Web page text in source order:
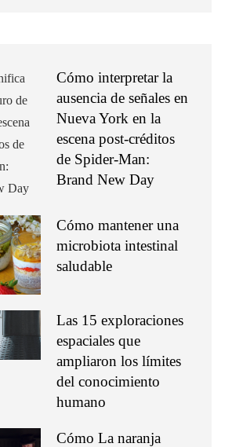
Cómo interpretar la
ausencia de señales en
Nueva York en la
escena post-créditos
de Spider-Man:
Brand New Day
Cómo mantener una
microbiota intestinal
saludable
Las 15 exploraciones
espaciales que
ampliaron los límites
del conocimiento
humano
Cómo La naranja